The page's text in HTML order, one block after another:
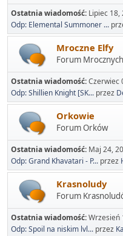
Ostatnia wiadomość: Lipiec 18,
Odp: Elemental Summoner ...
Mroczne Elfy
Forum
Ostatnia wiadomość:Czerwiec
Odp: Shillien Knight [SK... przez
Orkowie
Forum Orków
Ostatnia wiadomość: Maj 24,
Odp: Grand Khavatari - P... przez
Krasnoludy
Forum
Ostatnia wiadomość:Wrzesień
Odp: Spoil na niskim lvl... przez